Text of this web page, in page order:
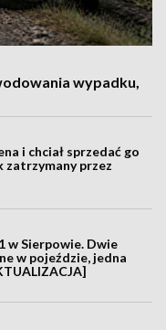
wypadku,
i chciał sprzedać go
zatrzymany przez
w Sierpowie. Dwie
w pojeździe, jedna